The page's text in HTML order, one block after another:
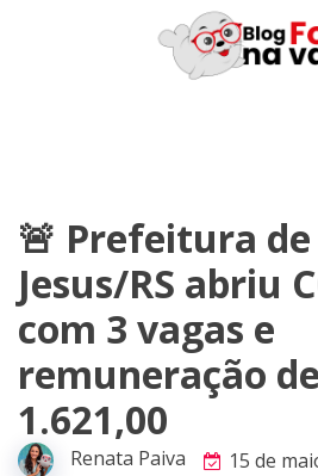
🚨 Prefeitura
Jesus/RS abriu
com 3 vagas e
remuneração
1.621,00
Renata Paiva 15 de